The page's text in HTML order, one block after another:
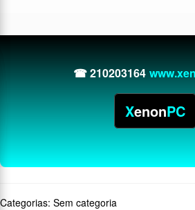
☎ 210203164
XenonPC
Categorias: Sem categoria